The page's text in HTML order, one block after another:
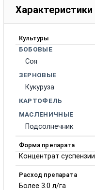
Характеристики
Культуры
БОБОВЫЕ
Соя
ЗЕРНОВЫЕ
Кукуруза
КАРТОФЕЛЬ
МАСЛЕНИЧНЫЕ
Подсолнечник
Форма препарата
Концентрат суспензии
Расход препарата
Более 3.0 л/га